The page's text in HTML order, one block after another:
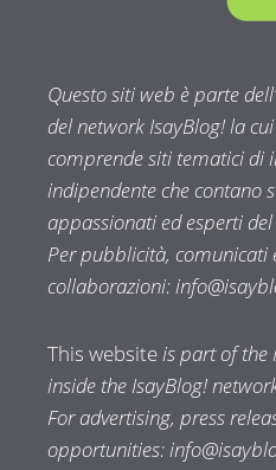
Questo siti web è parte dell’
del network IsayBlog! la
comprende siti tematici di
indipendente che contano
appassionati ed esperti del
Per pubblicità, comunicati
collaborazioni:
This websiteis part of the
inside the IsayBlog!
For advertising, press
opportunities: